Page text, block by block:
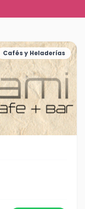
Cafés y Heladerías